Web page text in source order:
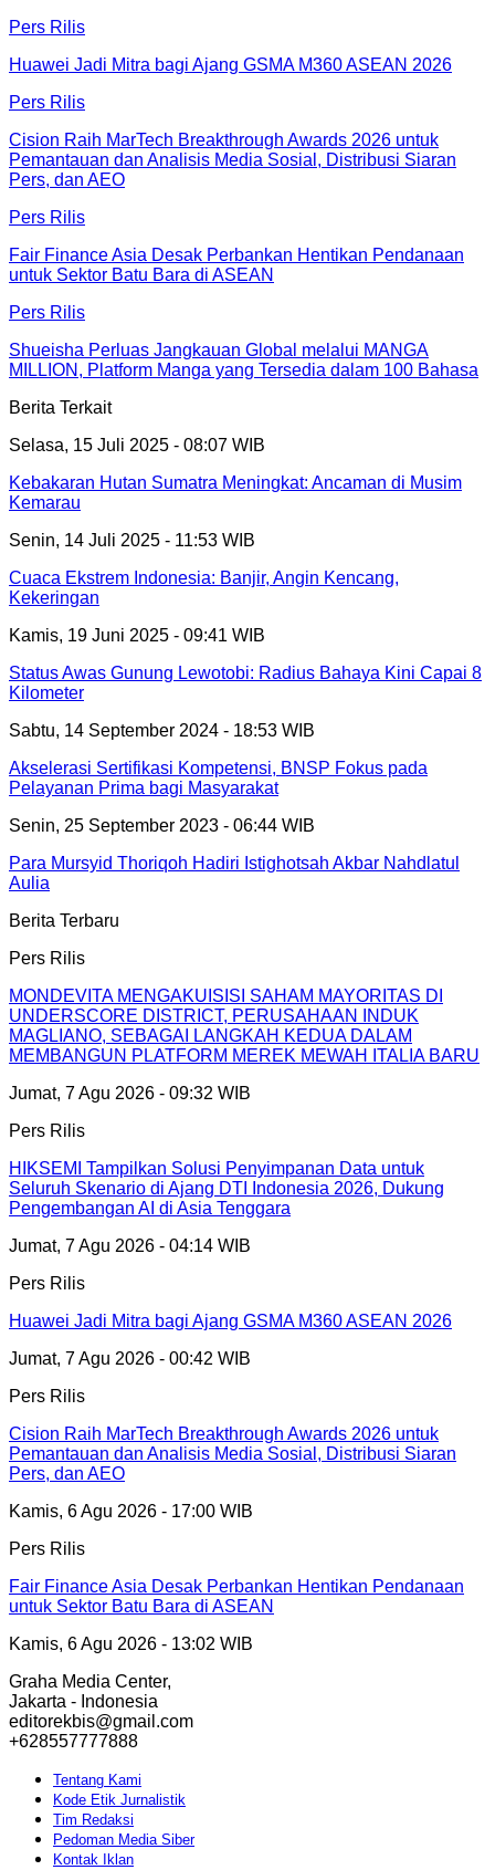
Pers Rilis
Huawei Jadi Mitra bagi Ajang GSMA M360 ASEAN 2026
Pers Rilis
Cision Raih MarTech Breakthrough Awards 2026 untuk
Pemantauan dan Analisis Media Sosial, Distribusi Siaran
Pers, dan AEO
Pers Rilis
Fair Finance Asia Desak Perbankan Hentikan Pendanaan
untuk Sektor Batu Bara di ASEAN
Pers Rilis
Shueisha Perluas Jangkauan Global melalui MANGA
MILLION, Platform Manga yang Tersedia dalam 100 Bahasa
Berita Terkait
Selasa, 15 Juli 2025 - 08:07 WIB
Kebakaran Hutan Sumatra Meningkat: Ancaman di Musim
Kemarau
Senin, 14 Juli 2025 - 11:53 WIB
Cuaca Ekstrem Indonesia: Banjir, Angin Kencang,
Kekeringan
Kamis, 19 Juni 2025 - 09:41 WIB
Status Awas Gunung Lewotobi: Radius Bahaya Kini Capai 8
Kilometer
Sabtu, 14 September 2024 - 18:53 WIB
Akselerasi Sertifikasi Kompetensi, BNSP Fokus pada
Pelayanan Prima bagi Masyarakat
Senin, 25 September 2023 - 06:44 WIB
Para Mursyid Thoriqoh Hadiri Istighotsah Akbar Nahdlatul
Aulia
Berita Terbaru
Pers Rilis
MONDEVITA MENGAKUISISI SAHAM MAYORITAS DI
UNDERSCORE DISTRICT, PERUSAHAAN INDUK
MAGLIANO, SEBAGAI LANGKAH KEDUA DALAM
MEMBANGUN PLATFORM MEREK MEWAH ITALIA BARU
Jumat, 7 Agu 2026 - 09:32 WIB
Pers Rilis
HIKSEMI Tampilkan Solusi Penyimpanan Data untuk
Seluruh Skenario di Ajang DTI Indonesia 2026, Dukung
Pengembangan AI di Asia Tenggara
Jumat, 7 Agu 2026 - 04:14 WIB
Pers Rilis
Huawei Jadi Mitra bagi Ajang GSMA M360 ASEAN 2026
Jumat, 7 Agu 2026 - 00:42 WIB
Pers Rilis
Cision Raih MarTech Breakthrough Awards 2026 untuk
Pemantauan dan Analisis Media Sosial, Distribusi Siaran
Pers, dan AEO
Kamis, 6 Agu 2026 - 17:00 WIB
Pers Rilis
Fair Finance Asia Desak Perbankan Hentikan Pendanaan
untuk Sektor Batu Bara di ASEAN
Kamis, 6 Agu 2026 - 13:02 WIB
Graha Media Center,
Jakarta - Indonesia
editorekbis@gmail.com
+628557777888
Tentang Kami
Kode Etik Jurnalistik
Tim Redaksi
Pedoman Media Siber
Kontak Iklan